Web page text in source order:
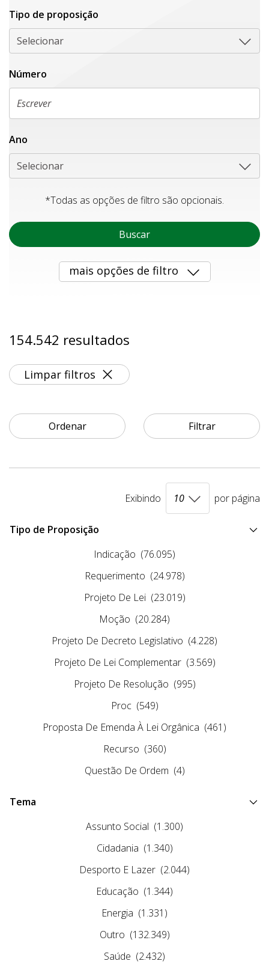
Tipo de proposiçāo
Selecionar
Número
Ano
Selecionar
*Todas as opções de filtro são opcionais.
Buscar
mais opções de filtro
154.542 resultados
Limpar filtros
Ordenar Filtrar
Exibindo por página
Tipo de Proposição
Indicação (76.095)
Requerimento (24.978)
Projeto De Lei (23.019)
Moção (20.284)
Projeto De Decreto Legislativo (4.228)
Projeto De Lei Complementar (3.569)
Projeto De Resolução (995)
Proc (549)
Proposta De Emenda À Lei Orgânica (461)
Recurso (360)
Questão De Ordem (4)
Tema
Assunto Social (1.300)
Cidadania (1.340)
Desporto E Lazer (2.044)
Educação (1.344)
Energia (1.331)
Outro (132.349)
Saúde (2.432)